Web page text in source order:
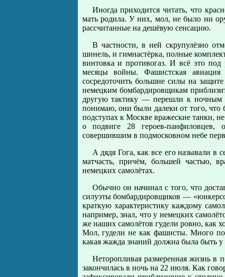
Иногда приходится читать, что
мать родила. У них, мол, не было ни
рассчитанные на дешёвую сенсацию.
В частности, в ней скрупулёзно
шинель, и гимнастёрка, полные
винтовка и противогаз. И всё это
месяцы войны. Фашистская авиация
сосредоточить большие силы на
немецким бомбардировщикам
другую тактику — перешли к ночным
понимаю, они были далеки от того, что
подступах к Москве вражеские танки,
о подвиге 28 героев-панфиловцев,
совершившим в подмосковном небе
А дядя Гога, как все его называли в
матчасть, причём, большей частью,
немецких самолётах.
Обычно он начинал с того, что
силуэты бомбардировщиков —
краткую характеристику каждому
например, знал, что у немецких
же наших самолётов гудели ровно, как
Мол, гудели не как фашисты. Много
какая жажда знаний должна была быть у
Неторопливая размеренная жизнь
закончилась в ночь на 22 июля. Как